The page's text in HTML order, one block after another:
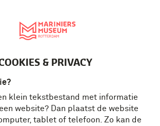
& PRIVACY
klein tekstbestand met informatie
website? Dan plaatst de website
tablet of telefoon. Zo kan de
Collectie verhalen
In de voetstappen van
Museum Vol Verhalen